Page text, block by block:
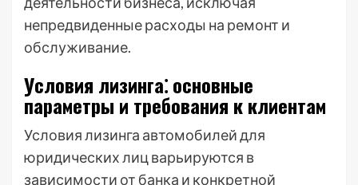
непредвиденные расходы на ремонт и
обслуживание.
Условия лизинга⁚ основные
параметры и требования к клиентам
Условия лизинга автомобилей для
юридических лиц варьируются в
зависимости от банка и конкретной